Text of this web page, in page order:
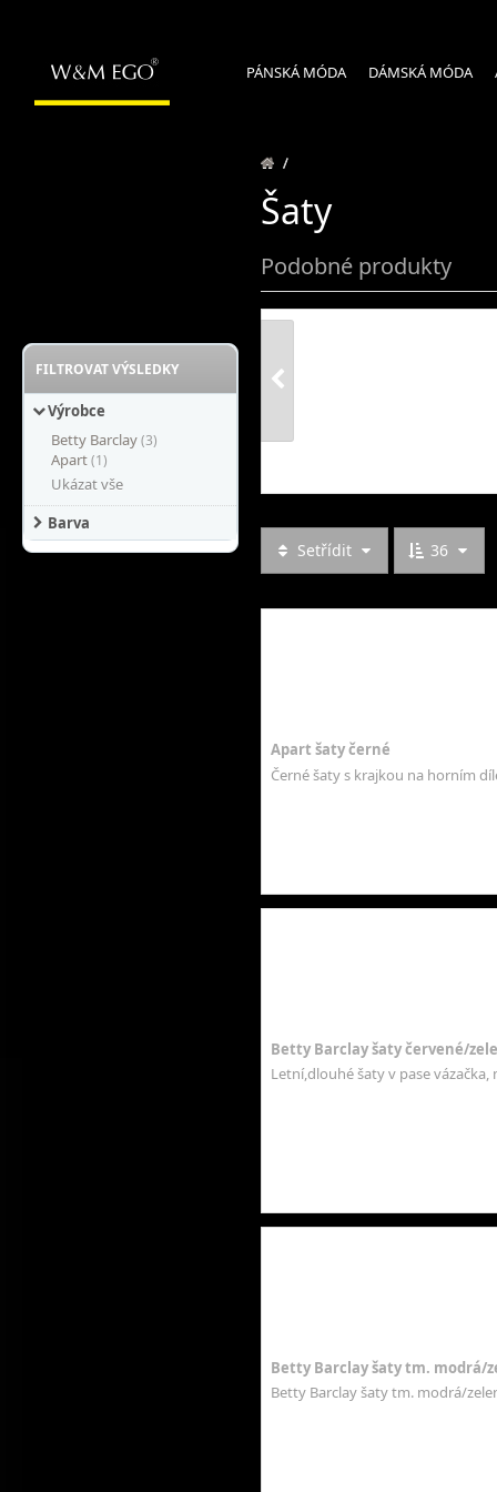
PÁNSKÁ MÓDA DÁMSKÁ MÓDA
FILTROVAT VÝSLEDKY
Výrobce
Betty Barclay(3)
Apart(1)
Ukázat vše
Barva
/
Šaty
Podobné produkty
Setřídit 36
Apart šaty černé
Černé šaty s krajkou na horním
Betty Barclay šaty červené/
Letní,dlouhé šaty v pase vázačka,
Betty Barclay šaty tm. modrá/
Betty Barclay šaty tm. modrá/